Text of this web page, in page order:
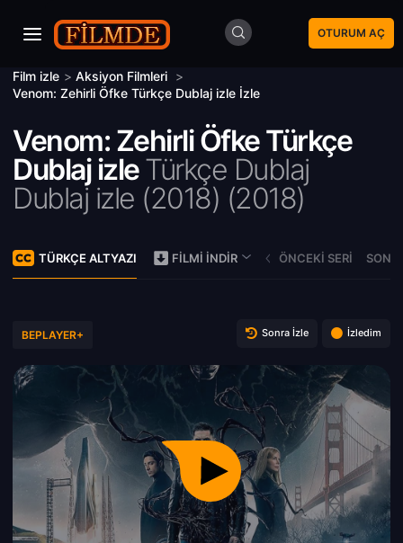
OTURUM AÇ
Film izle > Aksiyon Filmleri >
Venom: Zehirli Öfke Türkçe Dublaj izle İzle
Venom: Zehirli Öfke Türkçe
Dublaj izleTürkçe Dublaj
Dublaj izle (2018) (2018)
TÜRKÇE ALTYAZI FILMI İNDIR ÖNCEKI SERI
BEPLAYER+ Sonra İzle İzledim